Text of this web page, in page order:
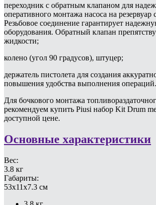
переходник с обратным клапаном для
оперативного монтажа насоса на резервуар
Резьбовое соединение гарантирует
оборудования. Обратный клапан
жидкости;
колено (угол 90 градусов), штуцер;
держатель пистолета для создания
повышения удобства выполнения операций.
Для бочкового монтажа
рекомендуем купить Piusi набор Kit Drum
доступной цене.
Основные характеристики
Вес:
3.8 кг
Габариты:
53x11x7.3 см